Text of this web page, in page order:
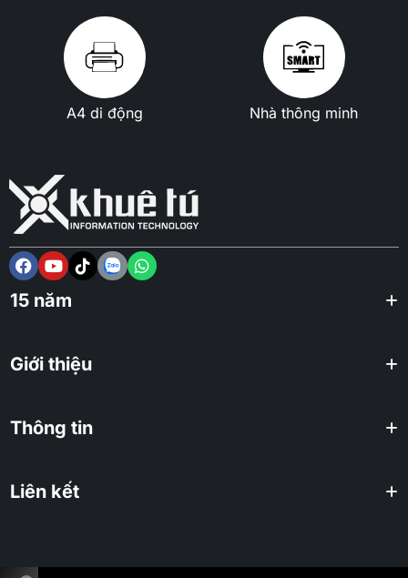
A4 di động Nhà thông minh
15 năm
Giới thiệu
Thông tin
Liên kết